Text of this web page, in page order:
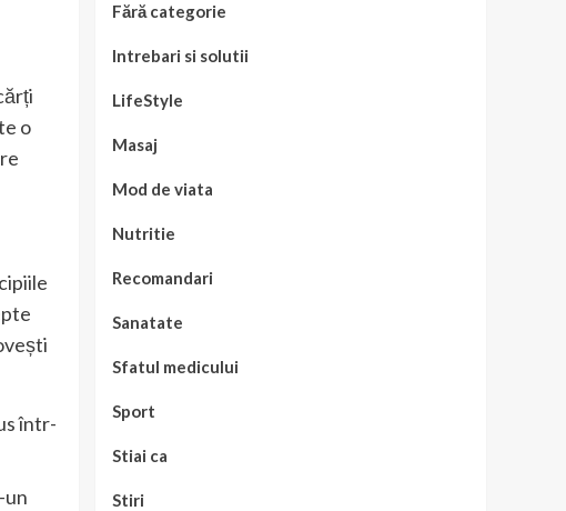
o
într-
un
Fără categorie
Intrebari si solutii
LifeStyle
Masaj
Mod de viata
Nutritie
Recomandari
Sanatate
Sfatul medicului
Sport
Stiai ca
Stiri